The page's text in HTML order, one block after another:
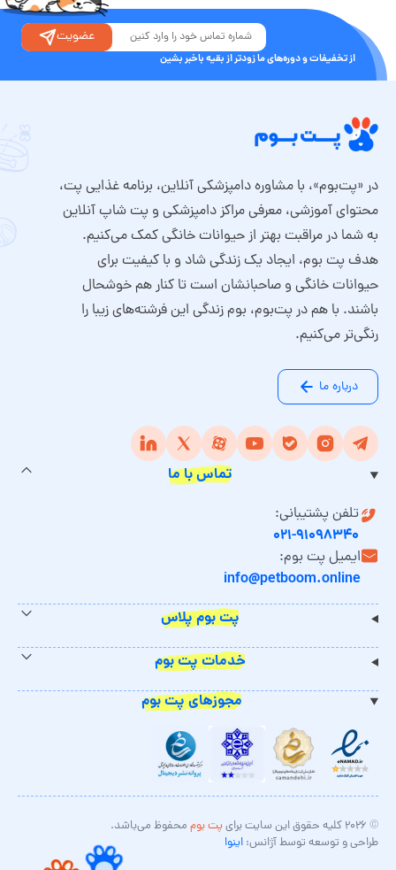
از تخفیفات و دوره‌های ما زودتر از بقیه باخبر بشین
عضویت
در «پت‌بوم»، با مشاوره دامپزشکی آنلاین، برنامه غذایی پت،
محتوای آموزشی، معرفی مراکز دامپزشکی و پت شاپ آنلاین
به شما در مراقبت بهتر از حیوانات خانگی کمک می‌کنیم.
هدف پت بوم، ایجاد یک زندگی شاد و با کیفیت برای
حیوانات خانگی و صاحبانشان است تا کنار هم خوشحال
باشند. با هم در پت‌بوم، بوم زندگی این فرشته‌های زیبا را
رنگی‌تر می‌کنیم.
درباره ما
تماس با ما
تلفن پشتیبانی:
۰۲۱-۹۱۰۹۸۳۴۰
ایمیل پت بوم:
info@petboom.online
پت بوم پلاس
خدمات پت بوم
مجوزهای پت بوم
© ۲۰۲۶ کلیه حقوق این سایت برای پت بوم محفوظ می‌باشد.
طراحی و توسعه توسط آژانس: اینوا